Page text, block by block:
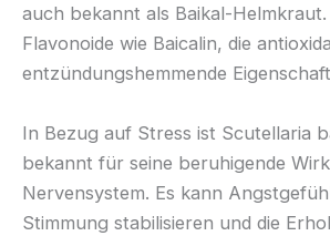
auch bekannt als Baikal-
Flavonoide wie Baicalin, die
entzündungshemmende
In Bezug auf Stress ist Scutellaria
bekannt für seine beruhigende
Nervensystem. Es kann
Stimmung stabilisieren und die